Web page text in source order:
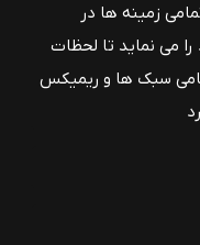
زمینه ها در
می نماید تا لحظات
سبک ها و ریمیکس